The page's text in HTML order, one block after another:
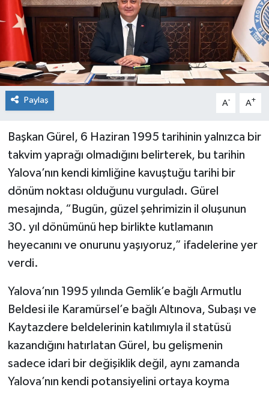
Paylaş A- A+
Başkan Gürel, 6 Haziran 1995 tarihinin yalnızca bir
takvim yaprağı olmadığını belirterek, bu tarihin
Yalova’nın kendi kimliğine kavuştuğu tarihi bir
dönüm noktası olduğunu vurguladı. Gürel
mesajında, “Bugün, güzel şehrimizin il oluşunun
30. yıl dönümünü hep birlikte kutlamanın
heyecanını ve onurunu yaşıyoruz,” ifadelerine yer
verdi.
Yalova’nın 1995 yılında Gemlik’e bağlı Armutlu
Beldesi ile Karamürsel’e bağlı Altınova, Subaşı ve
Kaytazdere beldelerinin katılımıyla il statüsü
kazandığını hatırlatan Gürel, bu gelişmenin
sadece idari bir değişiklik değil, aynı zamanda
Yalova’nın kendi potansiyelini ortaya koyma